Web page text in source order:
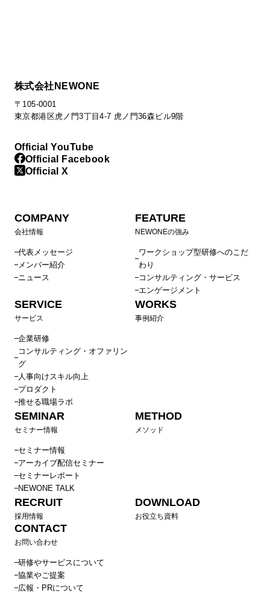
株式会社NEWONE
〒105-0001
東京都港区虎ノ門3丁目4-7 虎ノ門36森ビル9階
Official YouTube
Official Facebook
Official X
COMPANY
会社情報
代表メッセージ
メンバー紹介
ニュース
FEATURE
NEWONEの強み
ワークショップ型研修へのこだ
わり
コンサルティング・サービス
エンゲージメント
SERVICE
サービス
企業研修
コンサルティング・オファリン
グ
人事向けスキル向上
プロダクト
推せる職場ラボ
WORKS
事例紹介
SEMINAR
セミナー情報
セミナー情報
アーカイブ配信セミナー
セミナーレポート
NEWONE TALK
METHOD
メソッド
RECRUIT
採用情報
DOWNLOAD
お役立ち資料
CONTACT
お問い合わせ
研修やサービスについて
協業やご提案
広報・PRについて